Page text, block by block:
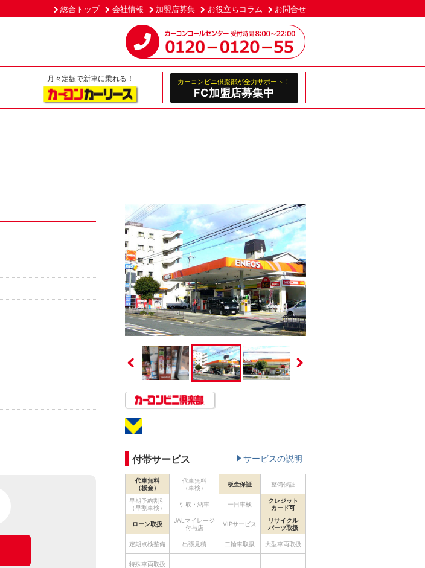
総合トップ 会社情報 加盟店募集 お役立ちコラム お問合せ
月々定額で新車に乗れる！ カーコンビニ倶楽部が全力サポート！
FC加盟店募集中
付帯サービス サービスの説明
代車無料
（板金）
代車無料
（車検）
板金保証 整備保証
早期予約割引
（早割車検）
引取・納車 一日車検
クレジット
カード可
ローン取扱
JALマイレージ
付与店
VIPサービス
リサイクル
パーツ取扱
定期点検整備 出張見積 二輪車取扱 大型車両取扱
特殊車両取扱